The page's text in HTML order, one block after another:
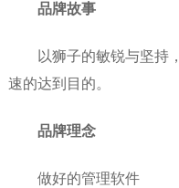
品牌故事
以狮子的敏锐与坚持
速的达到目的。
品牌理念
做好的管理软件